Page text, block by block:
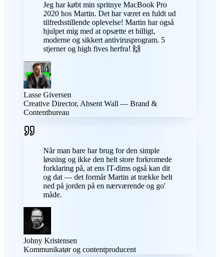
Jeg har købt min spritnye MacBook Pro
2020 hos Martin. Det har været en fuldt ud
tilfredsstillende oplevelse! Martin har også
hjulpet mig med at opsætte et billigt,
moderne og sikkert antivirusprogram. 5
stjerner og high fives herfra! 🙌
Lasse Giversen
Creative Director, Absent Wall — Brand &
Contentbureau
Når man bare har brug for den simple
løsning og ikke den helt store forkromede
forklaring på, at ens IT-dims også kan dit
og dat — det formår Martin at trække helt
ned på jorden på en nærværende og go'
måde.
Johny Kristensen
Kommunikatør og contentproducent